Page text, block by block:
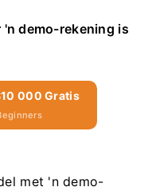
demo-rekening is
000 Gratis
met 'n demo-